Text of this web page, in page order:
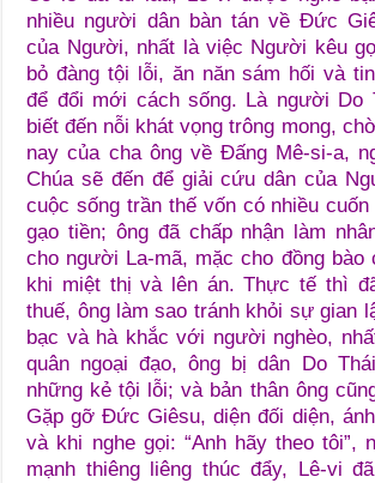
nhiều người dân bàn tán về Đức
của Người, nhất là việc Người kêu
bỏ đàng tội lỗi, ăn năn sám hối và
để đổi mới cách sống. Là người Do
biết đến nỗi khát vọng trông mong,
nay của cha ông về Đấng Mê-si-a,
Chúa sẽ đến để giải cứu dân của
cuộc sống trần thế vốn có nhiều
gạo tiền; ông đã chấp nhận làm
cho người La-mã, mặc cho đồng bào
khi miệt thị và lên án. Thực tế thì
thuế, ông làm sao tránh khỏi sự gian
bạc và hà khắc với người nghèo,
quân ngoại đạo, ông bị dân Do
những kẻ tội lỗi; và bản thân ông
Gặp gỡ Đức Giêsu, diện đối diện,
và khi nghe gọi: “Anh hãy theo tôi”,
mạnh thiêng liêng thúc đẩy, Lê-vi